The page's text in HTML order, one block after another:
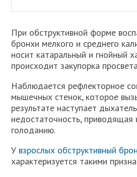
При обструктивной форме
бронхи мелкого и среднего
носит катаральный и гнойный
происходит закупорка
Наблюдается рефлекторное
мышечных стенок, которое
результате наступает
недостаточность, приводящая
голоданию.
У взрослых обструктивный
характеризуется такими